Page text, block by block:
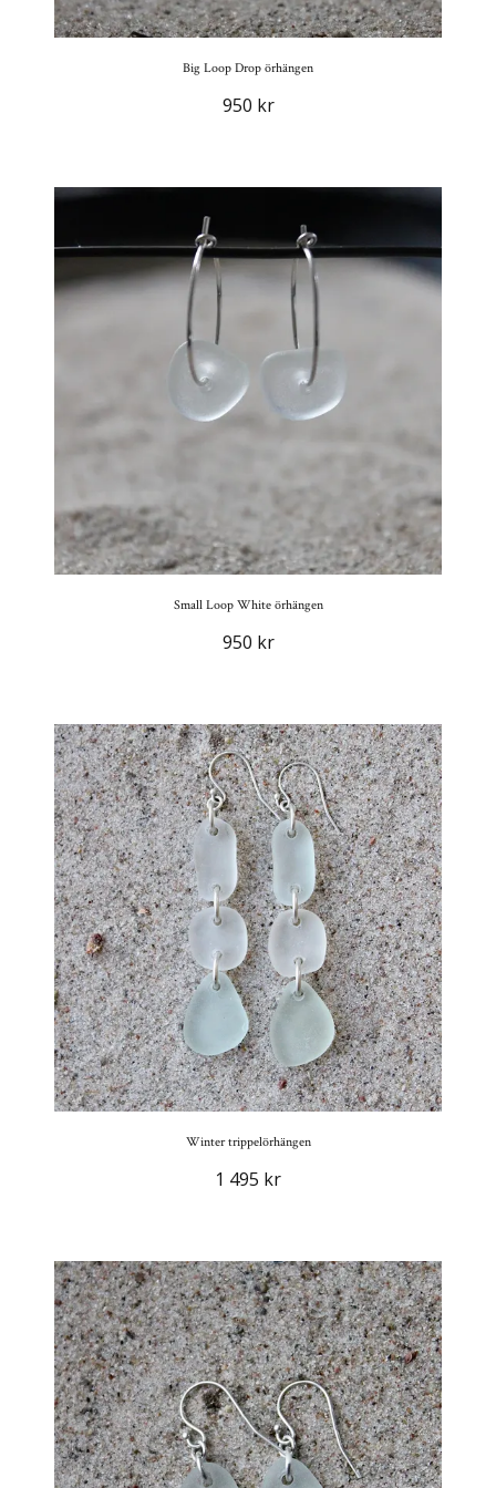
Big Loop Drop örhängen
950 kr
Small Loop White örhängen
950 kr
Winter trippelörhängen
1 495 kr